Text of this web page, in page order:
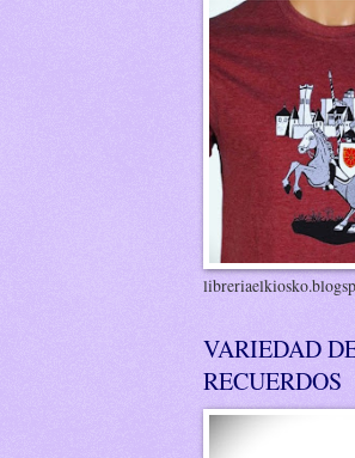
VARIEDAD
RECUERDOS